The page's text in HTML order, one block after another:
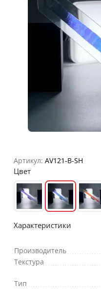
Артикул: AV121-B-SH
Цвет
Характеристики
Производитель
Текстура
Тип